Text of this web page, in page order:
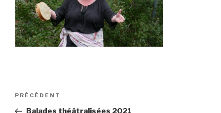
Navigation
Article
précédent
PRÉCÉDENT
Balades théâtralisées 2021